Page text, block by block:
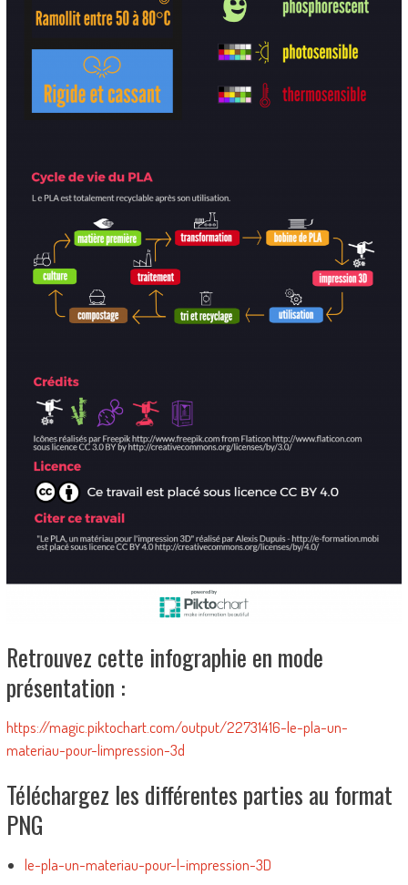
Retrouvez cette infographie en mode
présentation :
https://magic.piktochart.com/output/22731416-le-pla-un-
materiau-pour-limpression-3d
Téléchargez les différentes parties au format
PNG
le-pla-un-materiau-pour-l-impression-3D